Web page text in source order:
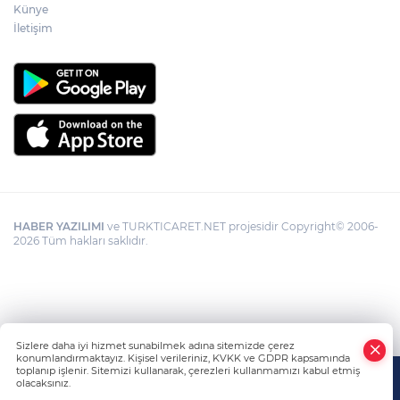
Künye
İletişim
HABER YAZILIMI ve TURKTICARET.NET projesidir Copyright© 2006-
2026 Tüm hakları saklıdır.
Sizlere daha iyi hizmet sunabilmek adına sitemizde çerez
konumlandırmaktayız. Kişisel verileriniz, KVKK ve GDPR kapsamında
toplanıp işlenir. Sitemizi kullanarak, çerezleri kullanmamızı kabul etmiş
olacaksınız.